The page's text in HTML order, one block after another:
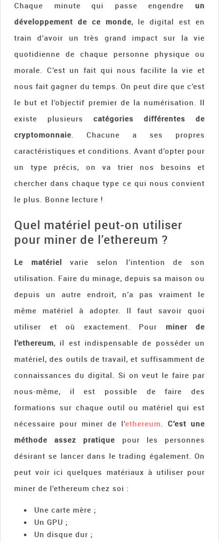
Chaque minute qui passe engendre un
développement de ce monde, le digital est en
train d’avoir un très grand impact sur la vie
quotidienne de chaque personne physique ou
morale. C’est un fait qui nous facilite la vie et
nous fait gagner du temps. On peut dire que c’est
le but et l’objectif premier de la numérisation. Il
existe plusieurs catégories différentes de
cryptomonnaie. Chacune a ses propres
caractéristiques et conditions. Avant d’opter pour
un type précis, on va trier nos besoins et
chercher dans chaque type ce qui nous convient
le plus. Bonne lecture !
Quel matériel peut-on utiliser
pour miner de l’ethereum ?
Le matériel varie selon l’intention de son
utilisation. Faire du minage, depuis sa maison ou
depuis un autre endroit, n’a pas vraiment le
même matériel à adopter. Il faut savoir quoi
utiliser et où exactement. Pour miner de
l’ethereum, il est indispensable de posséder un
matériel, des outils de travail, et suffisamment de
connaissances du digital. Si on veut le faire par
nous-même, il est possible de faire des
formations sur chaque outil ou matériel qui est
nécessaire pour miner de l’ethereum. C’est une
méthode assez pratique pour les personnes
désirant se lancer dans le trading également. On
peut voir ici quelques matériaux à utiliser pour
miner de l’ethereum chez soi :
Une carte mère ;
Un GPU ;
Un disque dur ;